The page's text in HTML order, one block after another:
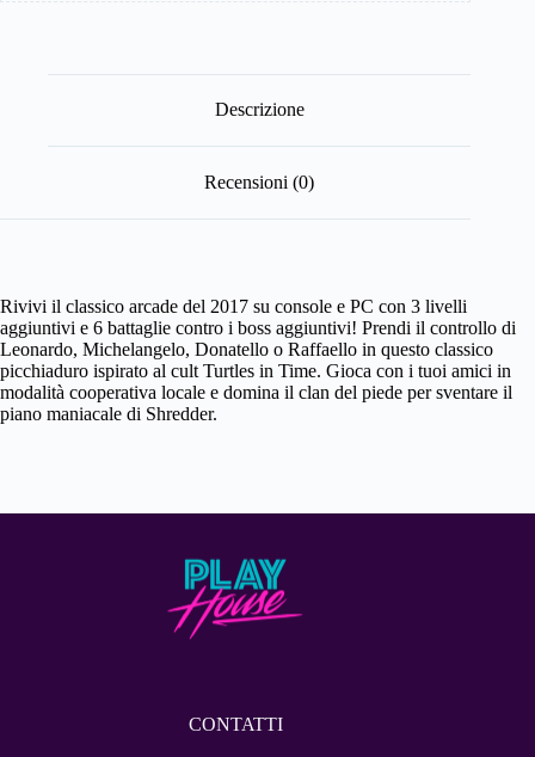
Descrizione
Recensioni (0)
Rivivi il classico arcade del 2017 su console e PC con 3 livelli
aggiuntivi e 6 battaglie contro i boss aggiuntivi! Prendi il controllo di
Leonardo, Michelangelo, Donatello o Raffaello in questo classico
picchiaduro ispirato al cult Turtles in Time. Gioca con i tuoi amici in
modalità cooperativa locale e domina il clan del piede per sventare il
piano maniacale di Shredder.
CONTATTI